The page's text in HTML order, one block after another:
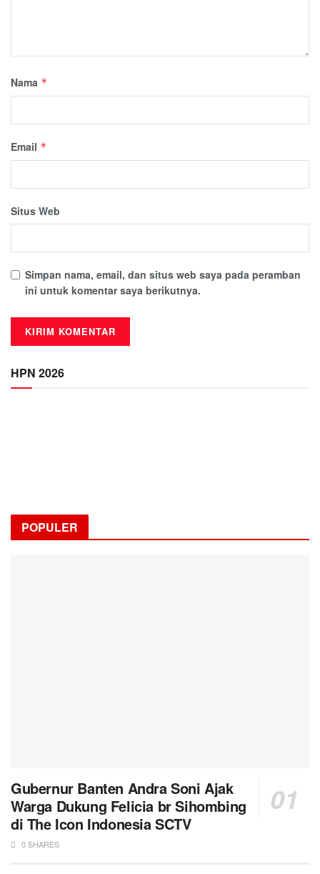
Nama *
Email *
Situs Web
Simpan nama, email, dan situs web saya pada peramban
ini untuk komentar saya berikutnya.
HPN 2026
POPULER
Gubernur Banten Andra Soni Ajak
Warga Dukung Felicia br Sihombing
di The Icon Indonesia SCTV
0 SHARES